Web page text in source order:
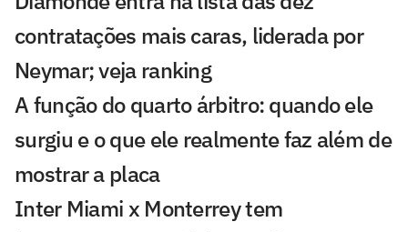
contratações mais caras, liderada por
Neymar; veja ranking
A função do quarto árbitro: quando ele
surgiu e o que ele realmente faz além de
mostrar a placa
Inter Miami x Monterrey tem